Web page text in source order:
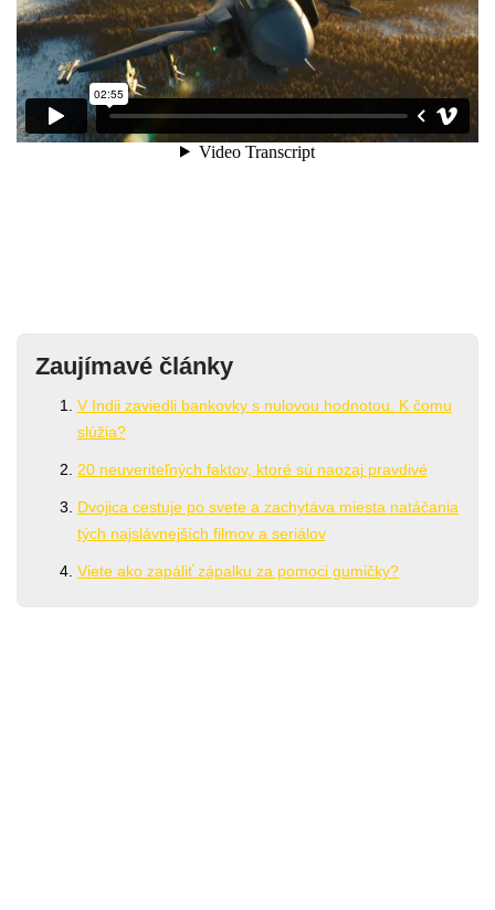
Zaujímavé články
V Indii zaviedli bankovky s nulovou hodnotou. K čomu
slúžia?
20 neuveriteľných faktov, ktoré sú naozaj pravdivé
Dvojica cestuje po svete a zachytáva miesta natáčania
tých najslávnejších filmov a seriálov
Viete ako zapáliť zápalku za pomoci gumičky?